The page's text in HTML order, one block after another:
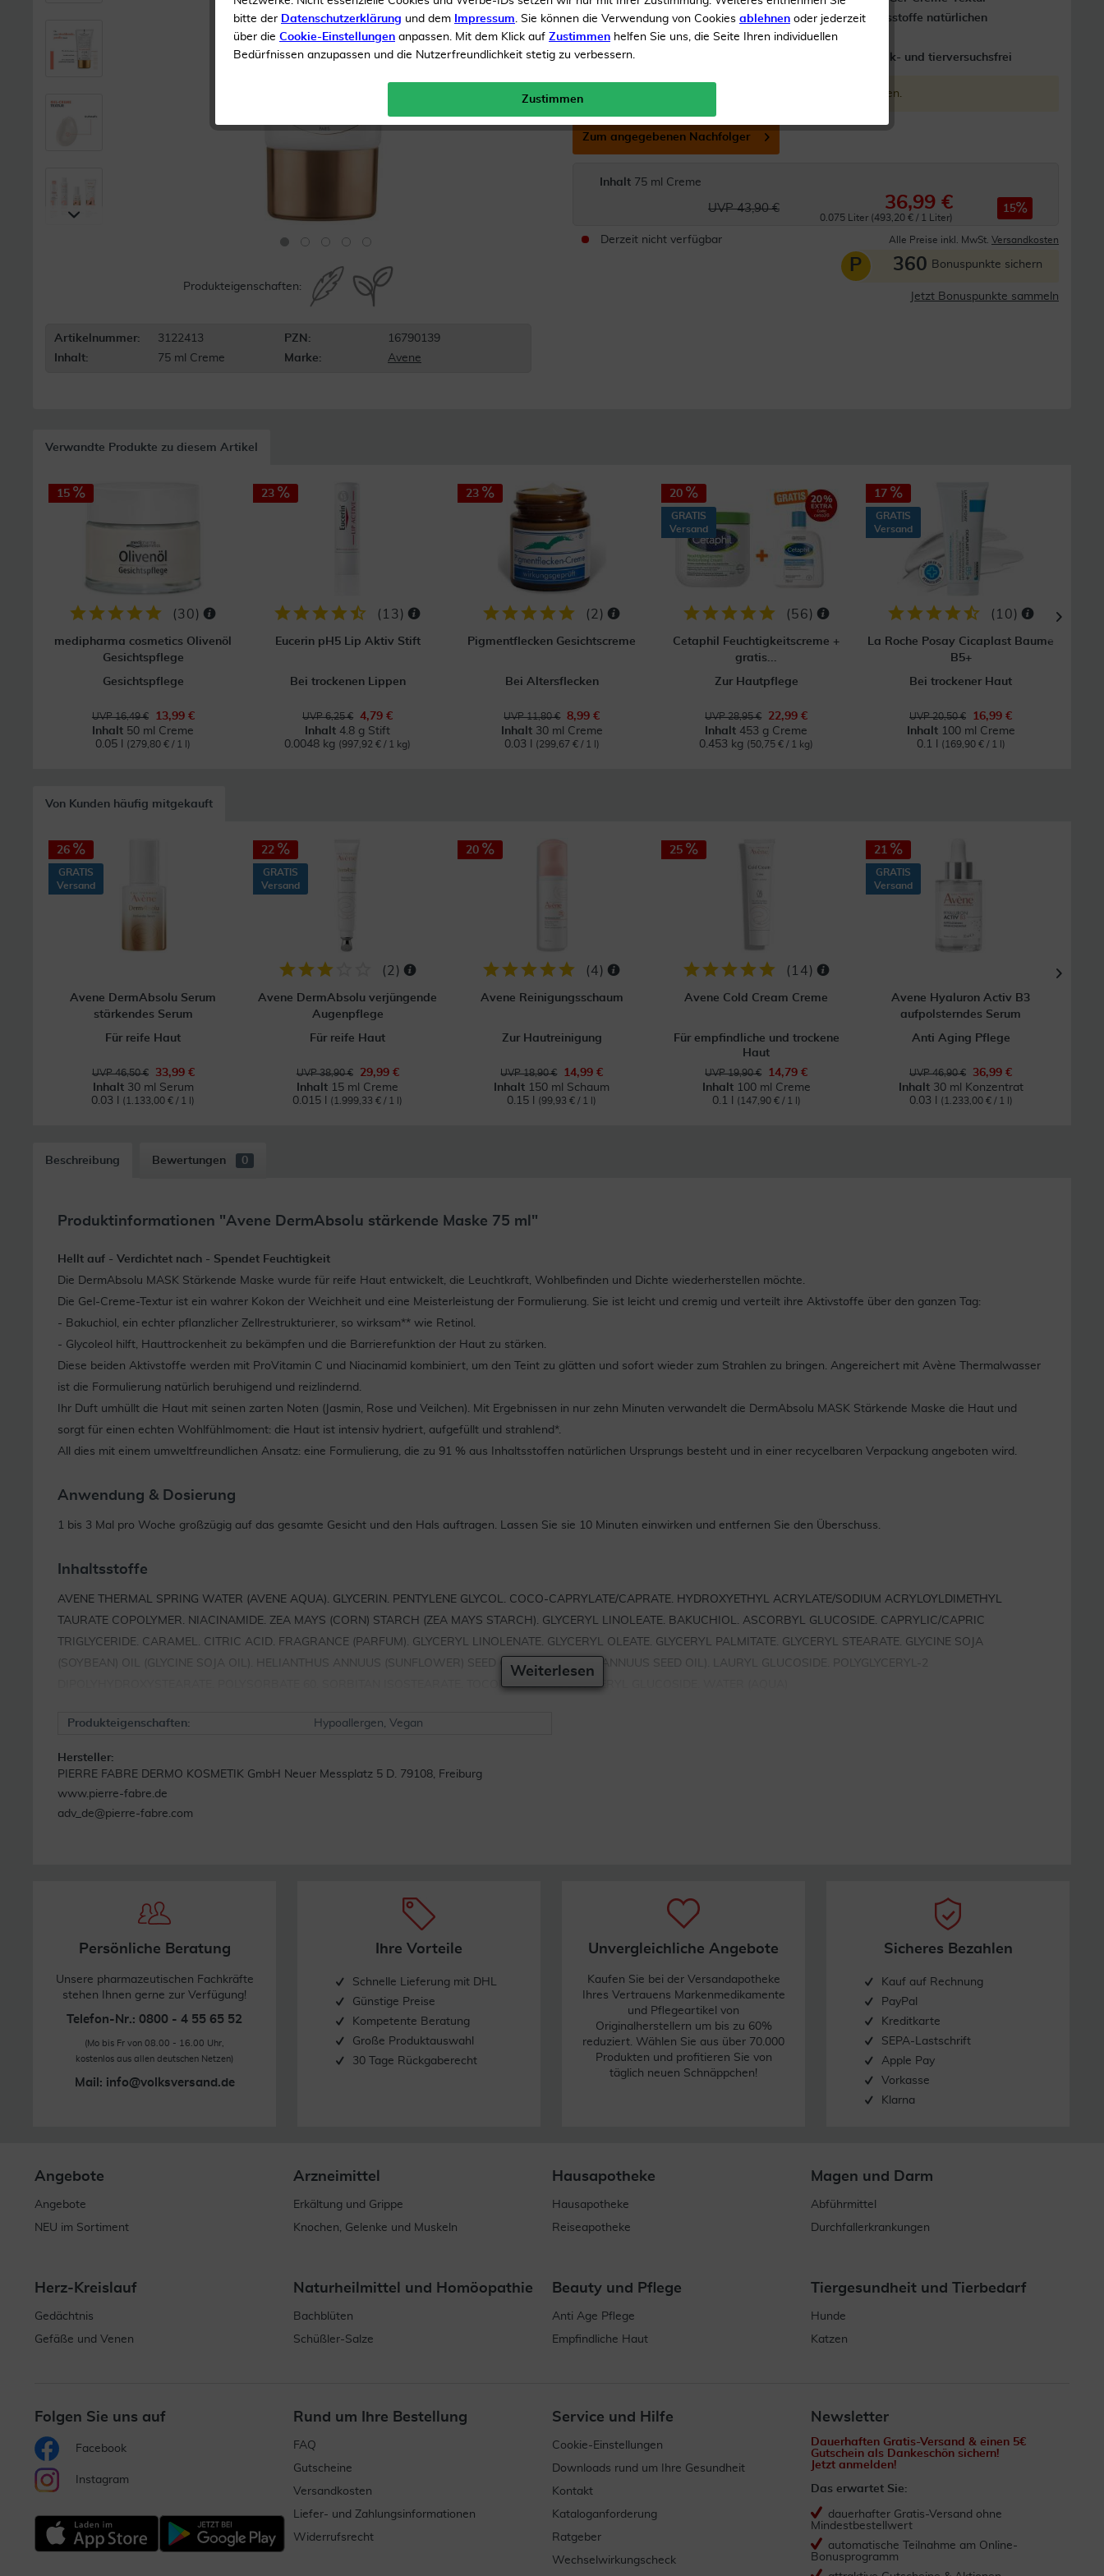
strahlende Haut nach 10 Minuten*
91% Inhaltsstoffe natürlichen
Ursprungs
Für eine reife und anspruchsvolle Haut
Mikroplastik- und tierversuchsfrei
Produkteigenschaften:
Artikelnummer: 3122413 PZN:
16790139
Inhalt:
75 ml Creme Marke: Avene
Der Artikel wird in dieser Form nicht mehr angeboten.
Zum angegebenen Nachfolger
Inhalt75 ml Creme
UVP 43,90 € 36,99 €
0.075 Liter (493,20 € / 1 Liter)
15
Derzeit nicht verfügbar Alle Preise inkl. MwSt. Versandkosten
P 360 Bonuspunkte sichern
Jetzt Bonuspunkte sammeln
Verwandte Produkte zu diesem Artikel
15
(30)
medipharma cosmetics Olivenöl
Gesichtspflege
Gesichtspflege
UVP 16,49 €
13,99 €
Inhalt 50 ml Creme
0.05 l
(279,80 € / 1 l)
23
( 13)
Eucerin pH5 Lip Aktiv Stift
Bei trockenen Lippen
UVP 6,25 €
4,79 €
Inhalt 4.8 g Stift
0.0048 kg (997,92 € / 1 kg)
23
(2 )
Pigmentflecken Gesichtscreme
Bei Altersflecken
UVP 11,80 €
8,99 €
Inhalt 30 ml Creme
0.03 l
(299,67 € / 1 l)
20
GRATIS
Versand
(56)
Cetaphil Feuchtigkeitscreme +
gratis...
Zur Hautpflege
UVP 28,95 €
22,99 €
Inhalt 453 g Creme
0.453 kg (50,75 € / 1 kg)
17
GRATIS
Versand
( 10)
La Roche Posay Cicaplast Baume
B5+
Bei trockener Haut
UVP 20,50 €
16,99 €
Inhalt 100 ml Creme
0.1 l
(169,90 € / 1 l)
Von Kunden häufig mitgekauft
26
GRATIS
Versand
Avene DermAbsolu Serum
stärkendes Serum
Für reife Haut
UVP 46,50 €
33,99 €
Inhalt 30 ml Serum
0.03 l
(1.133,00 € / 1 l)
22
GRATIS
Versand
(2 )
Avene DermAbsolu verjüngende
Augenpflege
Für reife Haut
UVP 38,90 €
29,99 €
Inhalt 15 ml Creme
0.015 l
(1.999,33 € / 1 l)
20
(4)
Avene Reinigungsschaum
Zur Hautreinigung
UVP 18,90 €
14,99 €
Inhalt 150 ml Schaum
0.15 l
(99,93 € / 1 l)
25
( 14)
Avene Cold Cream Creme
Für empfindliche und trockene
Haut
UVP 19,90 €
14,79 €
Inhalt 100 ml Creme
0.1 l
(147,90 € / 1 l)
21
GRATIS
Versand
Avene Hyaluron Activ B3
aufpolsterndes Serum
Anti Aging Pflege
UVP 46,90 €
36,99 €
Inhalt 30 ml Konzentrat
0.03 l
(1.233,00 € / 1 l)
Beschreibung Bewertungen 0
Produktinformationen "Avene DermAbsolu stärkende Maske 75 ml"
Hellt auf - Verdichtet nach - Spendet Feuchtigkeit
Die DermAbsolu MASK Stärkende Maske wurde für reife Haut entwickelt, die Leuchtkraft, Wohlbefinden und Dichte wiederherstellen möchte.
Die Gel-Creme-Textur ist ein wahrer Kokon der Weichheit und eine Meisterleistung der Formulierung. Sie ist leicht und cremig und verteilt ihre Aktivstoffe über den ganzen Tag:
- Bakuchiol, ein echter pflanzlicher Zellrestrukturierer, so wirksam** wie Retinol.
- Glycoleol hilft, Hauttrockenheit zu bekämpfen und die Barrierefunktion der Haut zu stärken.
Diese beiden Aktivstoffe werden mit ProVitamin C und Niacinamid kombiniert, um den Teint zu glätten und sofort wieder zum Strahlen zu bringen. Angereichert mit Avène Thermalwasser
ist die Formulierung natürlich beruhigend und reizlindernd.
Ihr Duft umhüllt die Haut mit seinen zarten Noten (Jasmin, Rose und Veilchen). Mit Ergebnissen in nur zehn Minuten verwandelt die DermAbsolu MASK Stärkende Maske die Haut und
sorgt für einen echten Wohlfühlmoment: die Haut ist intensiv hydriert, aufgefüllt und strahlend*.
All dies mit einem umweltfreundlichen Ansatz: eine Formulierung, die zu 91 % aus Inhaltsstoffen natürlichen Ursprungs besteht und in einer recycelbaren Verpackung angeboten wird.
Anwendung & Dosierung
1 bis 3 Mal pro Woche großzügig auf das gesamte Gesicht und den Hals auftragen. Lassen Sie sie 10 Minuten einwirken und entfernen Sie den Überschuss.
Inhaltsstoffe
AVENE THERMAL SPRING WATER (AVENE AQUA). GLYCERIN. PENTYLENE GLYCOL. COCO-CAPRYLATE/CAPRATE. HYDROXYETHYL ACRYLATE/SODIUM ACRYLOYLDIMETHYL
TAURATE COPOLYMER. NIACINAMIDE. ZEA MAYS (CORN) STARCH (ZEA MAYS STARCH). GLYCERYL LINOLEATE. BAKUCHIOL. ASCORBYL GLUCOSIDE. CAPRYLIC/CAPRIC
TRIGLYCERIDE. CARAMEL. CITRIC ACID. FRAGRANCE (PARFUM). GLYCERYL LINOLENATE. GLYCERYL OLEATE. GLYCERYL PALMITATE. GLYCERYL STEARATE. GLYCINE SOJA
(SOYBEAN) OIL (GLYCINE SOJA OIL). HELIANTHUS ANNUUS (SUNFLOWER) SEED OIL (HELIANTHUS ANNUUS SEED OIL). LAURYL GLUCOSIDE. POLYGLYCERYL-2
DIPOLYHYDROXYSTEARATE. POLYSORBATE 60. SORBITAN ISOSTEARATE. TOCOPHEROL. TOCOPHERYL GLUCOSIDE. WATER (AQUA)
Weiterlesen
Produkteigenschaften: Hypoallergen, Vegan
Hersteller:
PIERRE FABRE DERMO KOSMETIK GmbH Neuer Messplatz 5 D. 79108, Freiburg
www.pierre-fabre.de
adv_de@pierre-fabre.com
Persönliche Beratung
Unsere pharmazeutischen Fachkräfte
stehen Ihnen gerne zur Verfügung!
Telefon-Nr.: 0800 - 4 55 65 52
(Mo bis Fr von 08.00 - 16.00 Uhr,
kostenlos aus allen deutschen Netzen)
Mail: info@volksversand.de
Ihre Vorteile
Schnelle Lieferung mit DHL
Günstige Preise
Kompetente Beratung
Große Produktauswahl
30 Tage Rückgaberecht
Unvergleichliche Angebote
Kaufen Sie bei der Versandapotheke
Ihres Vertrauens Markenmedikamente
und Pflegeartikel von
Originalherstellern um bis zu 60%
reduziert. Wählen Sie aus über 70.000
Produkten und profitieren Sie von
täglich neuen Schnäppchen!
Sicheres Bezahlen
Kauf auf Rechnung
PayPal
Kreditkarte
SEPA-Lastschrift
Apple Pay
Vorkasse
Klarna
Angebote
Angebote
NEU im Sortiment
Arzneimittel
Erkältung und Grippe
Knochen, Gelenke und Muskeln
Hausapotheke
Hausapotheke
Reiseapotheke
Magen und Darm
Abführmittel
Durchfallerkrankungen
Herz-Kreislauf
Gedächtnis
Gefäße und Venen
Naturheilmittel und Homöopathie
Bachblüten
Schüßler-Salze
Beauty und Pflege
Anti Age Pflege
Empfindliche Haut
Tiergesundheit und Tierbedarf
Hunde
Katzen
Folgen Sie uns auf
Facebook
Instagram
Rund um Ihre Bestellung
FAQ
Gutscheine
Versandkosten
Liefer- und Zahlungsinformationen
Widerrufsrecht
Service und Hilfe
Cookie-Einstellungen
Downloads rund um Ihre Gesundheit
Kontakt
Kataloganforderung
Ratgeber
Wechselwirkungscheck
Newsletter
Dauerhaften Gratis-Versand & einen 5€
Gutschein als Dankeschön sichern!
Jetzt anmelden!
Das erwartet Sie:
dauerhafter Gratis-Versand ohne
Mindestbestellwert
automatische Teilnahme am Online-
Bonusprogramm
bitte der Datenschutzerklärung und dem Impressum. Sie können die Verwendung von Cookies ablehnen oder jederzeit
über die Cookie-Einstellungen anpassen. Mit dem Klick auf Zustimmen helfen Sie uns, die Seite Ihren individuellen
Bedürfnissen anzupassen und die Nutzerfreundlichkeit stetig zu verbessern.
Zustimmen